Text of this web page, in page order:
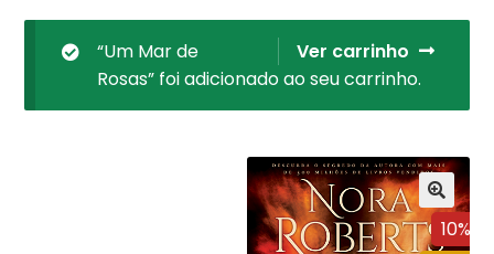
Ver carrinho
“Um Mar de
Rosas” foi adicionado ao seu carrinho.
10%